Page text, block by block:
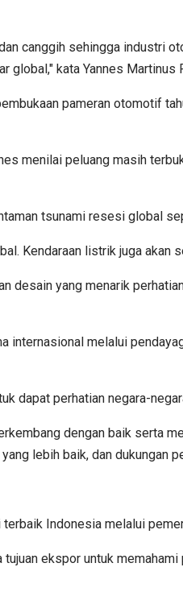
canggih sehingga
global," kata Yannes
pameran otomotif
menilai peluang masih
tsunami resesi global
Kendaraan listrik juga akan
desain yang menarik
internasional melalui
dapat perhatian negara-
dengan baik serta
lebih baik, dan dukungan
Indonesia melalui
ekspor untuk